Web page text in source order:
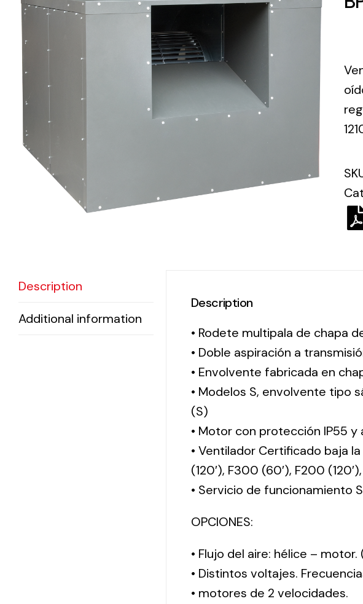
eléctrico.
Lighting and
Electrical
lighting and
Description
Additional information
Description
• Rodete multipala de chapa
• Doble aspiración a
• Envolvente fabricada en
• Modelos S, envolvente tipo
(S)
• Motor con protección IP55 y
• Ventilador Certificado baja
(120′), F300 (60′), F200
• Servicio de funcionamiento
OPCIONES:
• Flujo del aire: hélice – motor.
• Distintos voltajes.
• motores de 2 velocidades.